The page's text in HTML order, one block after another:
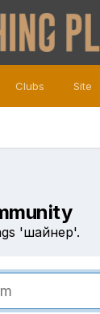
Clubs Site
'шайнер'.